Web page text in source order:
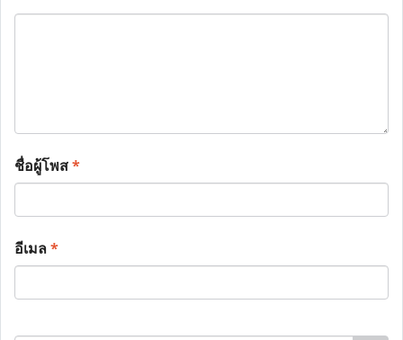
ชื่อผู้โพส*
อีเมล*